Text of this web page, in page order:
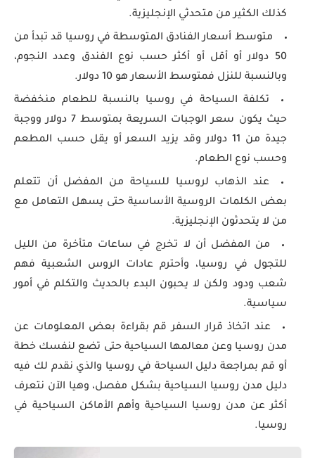
كذلك الكثير من متحدثي الإنجليزية.
متوسط أسعار الفنادق المتوسطة في روسيا قد تبدأ من
50 دولار أو أقل أو أكثر حسب نوع الفندق وعدد النجوم،
وبالنسبة للنزل فمتوسط الأسعار هو 10 دولار.
تكلفة السياحة في روسيا بالنسبة للطعام منخفضة
حيث يكون سعر الوجبات السريعة بمتوسط 7 دولار ووجبة
جيدة من 11 دولار وقد يزيد السعر أو يقل حسب المطعم
وحسب نوع الطعام.
عند الذهاب لروسيا للسياحة من المفضل أن تتعلم
بعض الكلمات الروسية الأساسية حتى يسهل التعامل مع
من لا يتحدثون الإنجليزية.
من المفضل أن لا تخرج في ساعات متأخرة من الليل
للتجول في روسيا، وأحترم عادات الروس الشعبية فهم
شعب ودود ولكن لا يحبون البدء بالحديث والتكلم في أمور
سياسية.
عند اتخاذ قرار السفر قم بقراءة بعض المعلومات عن
مدن روسيا وعن معالمها السياحية حتى تضع لنفسك خطة
أو قم بمراجعة دليل السياحة في روسيا والذي نقدم لك فيه
دليل مدن روسيا السياحية بشكل مفصل، وهيا الآن نتعرف
أكثر عن مدن روسيا السياحية وأهم الأماكن السياحية في
روسيا.